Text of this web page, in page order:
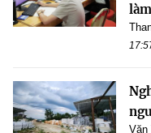
làm
Văn